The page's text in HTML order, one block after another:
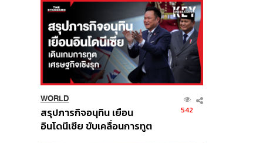
WORLD
สรุปภารกิจอนุทิน เยือน
อินโดนีเซีย ขับเคลื่อนการทูต
542